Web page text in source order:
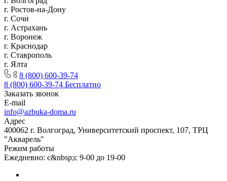
г. Ростов-на-Дону
г. Сочи
г. Астрахань
г. Воронеж
г. Краснодар
г. Ставрополь
г. Ялта
8 (800) 600-39-74
8 (800) 600-39-74 Бесплатно
Заказать звонок
E-mail
info@azbuka-doma.ru
Адрес
400062 г. Волгоград, Университетский проспект, 107, ТРЦ
"Акварель"
Режим работы
Ежедневно: с&nbsp;с 9-00 до 19-00